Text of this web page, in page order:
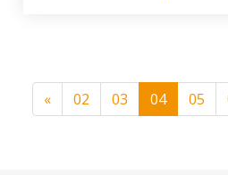
«Vorige
02 03 04(current)
05